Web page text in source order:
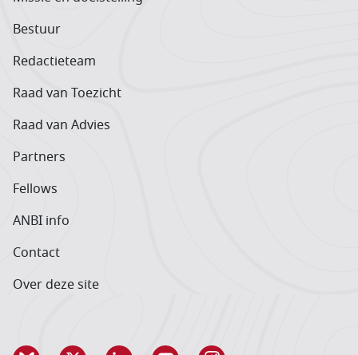
Bestuur
Redactieteam
Raad van Toezicht
Raad van Advies
Partners
Fellows
ANBI info
Contact
Over deze site